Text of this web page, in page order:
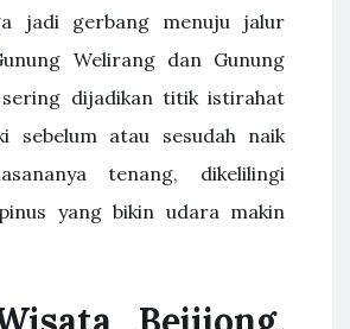
jadi gerbang menuju jalur
Welirang dan Gunung
dijadikan titik istirahat
sebelum atau sesudah naik
tenang, dikelilingi
yang bikin udara makin